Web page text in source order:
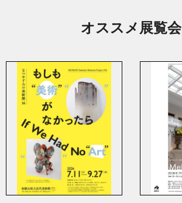
オススメ展覧会